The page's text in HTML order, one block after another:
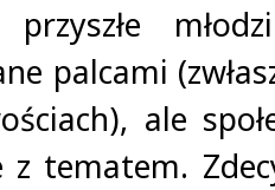
palcami
ale
tematem.